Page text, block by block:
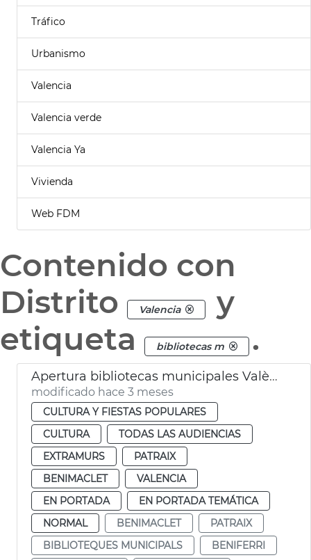
Tráfico
Urbanismo
Valencia
Valencia verde
Valencia Ya
Vivienda
Web FDM
Contenido con
Distrito
Valencia
y
etiqueta
bibliotecas m .
Apertura bibliotecas municipales València 24 horas por exámenes
modificado hace 3 meses
CULTURA Y FIESTAS POPULARES
CULTURA
TODAS LAS AUDIENCIAS
EXTRAMURS
PATRAIX
BENIMACLET
VALENCIA
EN PORTADA
EN PORTADA TEMÁTICA
NORMAL
BENIMACLET
PATRAIX
BIBLIOTEQUES MUNICIPALS
BENIFERRI